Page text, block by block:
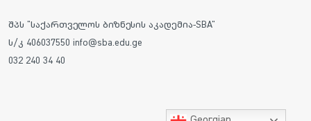
შპს "საქართველოს ბიზნესის აკადემია-SBA"
ს/კ 406037550 info@sba.edu.ge
032 240 34 40